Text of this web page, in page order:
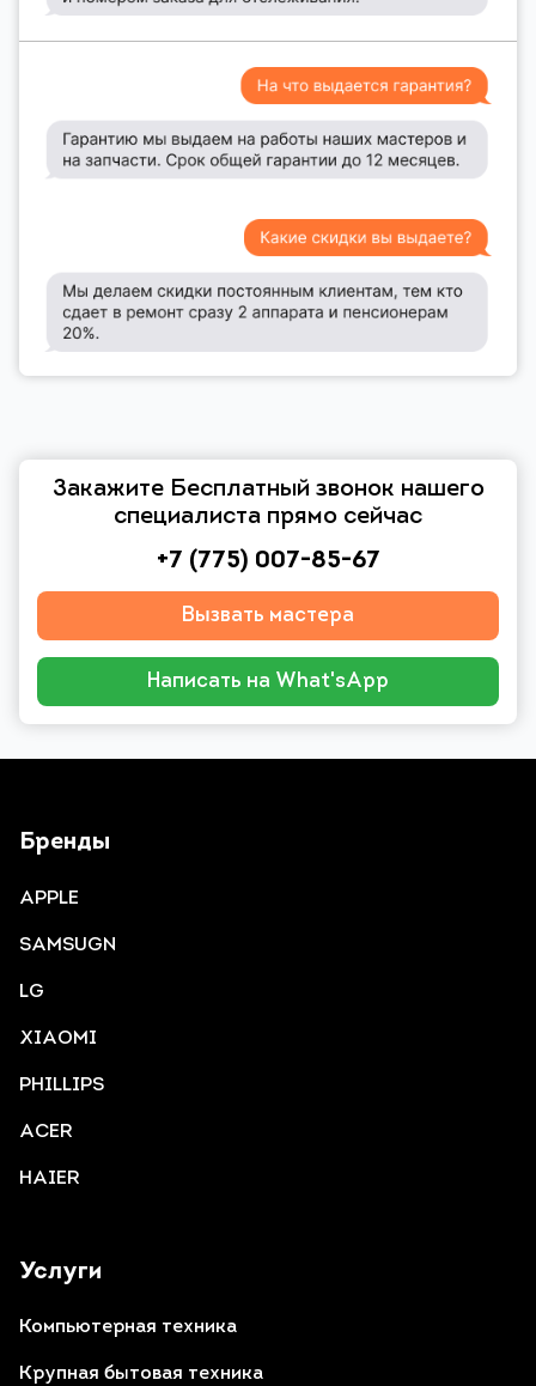
Закажите Бесплатный звонок нашего
специалиста прямо сейчас
+7 (775) 007-85-67
Вызвать мастера
Написать на What'sApp
Услуги
Компьютерная техника
Крупная бытовая техника
Бренды
APPLE
SAMSUGN
LG
XIAOMI
PHILLIPS
ACER
HAIER